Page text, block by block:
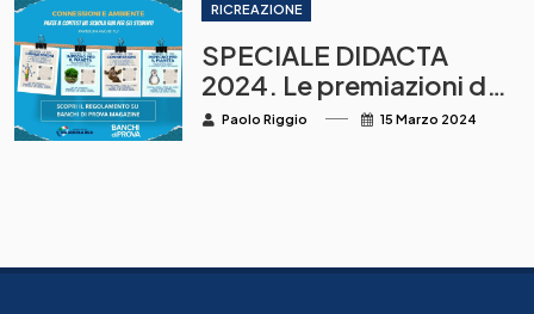
RICREAZIONE
SPECIALE DIDACTA
2024. Le premiazioni del
Contest Uil Scuola Rua –
Paolo Riggio 15 Marzo 2024